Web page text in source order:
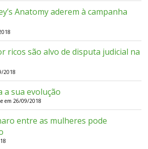
Anatomy aderem à campanha
ricos são alvo de disputa judicial na
2018
a sua evolução
em 26/09/2018
entre as mulheres pode